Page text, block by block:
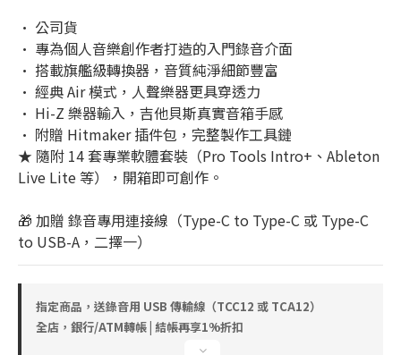
• 公司貨
• 專為個人音樂創作者打造的入門錄音介面
• 搭載旗艦級轉換器，音質純淨細節豐富
• 經典 Air 模式，人聲樂器更具穿透力
• Hi-Z 樂器輸入，吉他貝斯真實音箱手感
• 附贈 Hitmaker 插件包，完整製作工具鏈
★ 隨附 14 套專業軟體套裝（Pro Tools Intro+、Ableton
Live Lite 等），開箱即可創作。
🎁 加贈 錄音專用連接線（Type-C to Type-C 或 Type-C
to USB-A，二擇一）
指定商品，送錄音用 USB 傳輸線（TCC12 或 TCA12）
全店，銀行/ATM轉帳 | 結帳再享1%折扣